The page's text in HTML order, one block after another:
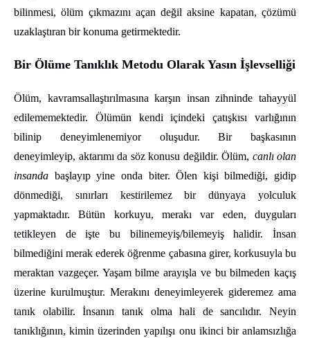
bilinmesi, ölüm çıkmazını açan değil aksine kapatan, çözümü
uzaklaştıran bir konuma getirmektedir.
Bir Ölüme Tanıklık Metodu Olarak Yasın İşlevselliği
Ölüm, kavramsallaştırılmasına karşın insan zihninde tahayyül
edilememektedir. Ölümün kendi içindeki çatışkısı varlığının
bilinip deneyimlenemiyor oluşudur. Bir başkasının
deneyimleyip, aktarımı da söz konusu değildir. Ölüm, canlı olan
insanda başlayıp yine onda biter. Ölen kişi bilmediği, gidip
dönmediği, sınırları kestirilemez bir dünyaya yolculuk
yapmaktadır. Bütün korkuyu, merakı var eden, duyguları
tetikleyen de işte bu bilinemeyiş/bilemeyiş halidir. İnsan
bilmediğini merak ederek öğrenme çabasına girer, korkusuyla bu
meraktan vazgeçer. Yaşam bilme arayışla ve bu bilmeden kaçış
üzerine kurulmuştur. Merakını deneyimleyerek gideremez ama
tanık olabilir. İnsanın tanık olma hali de sancılıdır. Neyin
tanıklığının, kimin üzerinden yapılışı onu ikinci bir anlamsızlığa